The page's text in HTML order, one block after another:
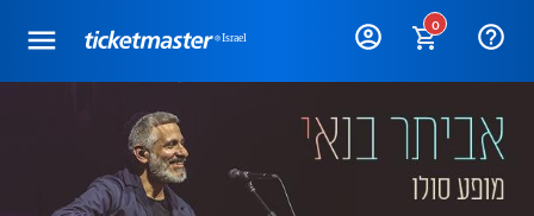
0 help_outline